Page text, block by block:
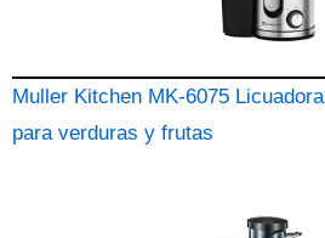
Muller Kitchen MK-6075 Licuadora
para verduras y frutas